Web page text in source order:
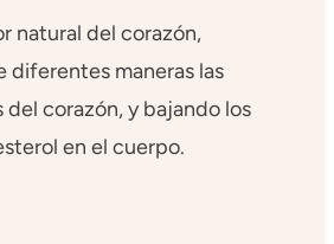
natural del corazón,
diferentes maneras las
corazón, y bajando los
en el cuerpo.